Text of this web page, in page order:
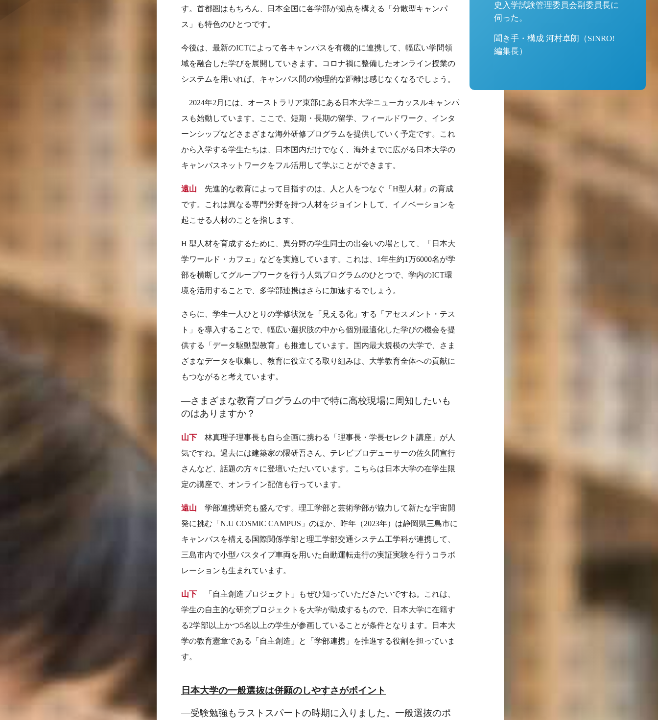
史入学試験管理委員会副委員長に
伺った。
聞き手・構成 河村卓朗（SINRO!
編集長）
す。首都圏はもちろん、日本全国に各学部が拠点を構える「分散型キャンパ
ス」も特色のひとつです。
今後は、最新のICTによって各キャンパスを有機的に連携して、幅広い学問領
域を融合した学びを展開していきます。コロナ禍に整備したオンライン授業の
システムを用いれば、キャンパス間の物理的な距離は感じなくなるでしょう。
2024年2月には、オーストラリア東部にある日本大学ニューカッスルキャンパ
スも始動しています。ここで、短期・長期の留学、フィールドワーク、インタ
ーンシップなどさまざまな海外研修プログラムを提供していく予定です。これ
から入学する学生たちは、日本国内だけでなく、海外までに広がる日本大学の
キャンパスネットワークをフル活用して学ぶことができます。
遠山 先進的な教育によって目指すのは、人と人をつなぐ「H型人材」の育成
です。これは異なる専門分野を持つ人材をジョイントして、イノベーションを
起こせる人材のことを指します。
H 型人材を育成するために、異分野の学生同士の出会いの場として、「日本大
学ワールド・カフェ」などを実施しています。これは、1年生約1万6000名が学
部を横断してグループワークを行う人気プログラムのひとつで、学内のICT環
境を活用することで、多学部連携はさらに加速するでしょう。
さらに、学生一人ひとりの学修状況を「見える化」する「アセスメント・テス
ト」を導入することで、幅広い選択肢の中から個別最適化した学びの機会を提
供する「データ駆動型教育」も推進しています。国内最大規模の大学で、さま
ざまなデータを収集し、教育に役立てる取り組みは、大学教育全体への貢献に
もつながると考えています。
―さまざまな教育プログラムの中で特に高校現場に周知したいも
のはありますか？
山下 林真理子理事長も自ら企画に携わる「理事長・学長セレクト講座」が人
気ですね。過去には建築家の隈研吾さん、テレビプロデューサーの佐久間宣行
さんなど、話題の方々に登壇いただいています。こちらは日本大学の在学生限
定の講座で、オンライン配信も行っています。
遠山 学部連携研究も盛んです。理工学部と芸術学部が協力して新たな宇宙開
発に挑む「N.U COSMIC CAMPUS」のほか、昨年（2023年）は静岡県三島市に
キャンパスを構える国際関係学部と理工学部交通システム工学科が連携して、
三島市内で小型バスタイプ車両を用いた自動運転走行の実証実験を行うコラボ
レーションも生まれています。
山下 「自主創造プロジェクト」もぜひ知っていただきたいですね。これは、
学生の自主的な研究プロジェクトを大学が助成するもので、日本大学に在籍す
る2学部以上かつ5名以上の学生が参画していることが条件となります。日本大
学の教育憲章である「自主創造」と「学部連携」を推進する役割を担っていま
す。
日本大学の一般選抜は併願のしやすさがポイント
―受験勉強もラストスパートの時期に入りました。一般選抜のポ